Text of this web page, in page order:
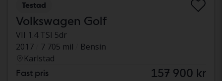
Testad
Volkswagen Golf
VII 1.4 TSI 5dr
2017
7 705 mil
Bensin
Karlstad
Fast pris 157 900 kr